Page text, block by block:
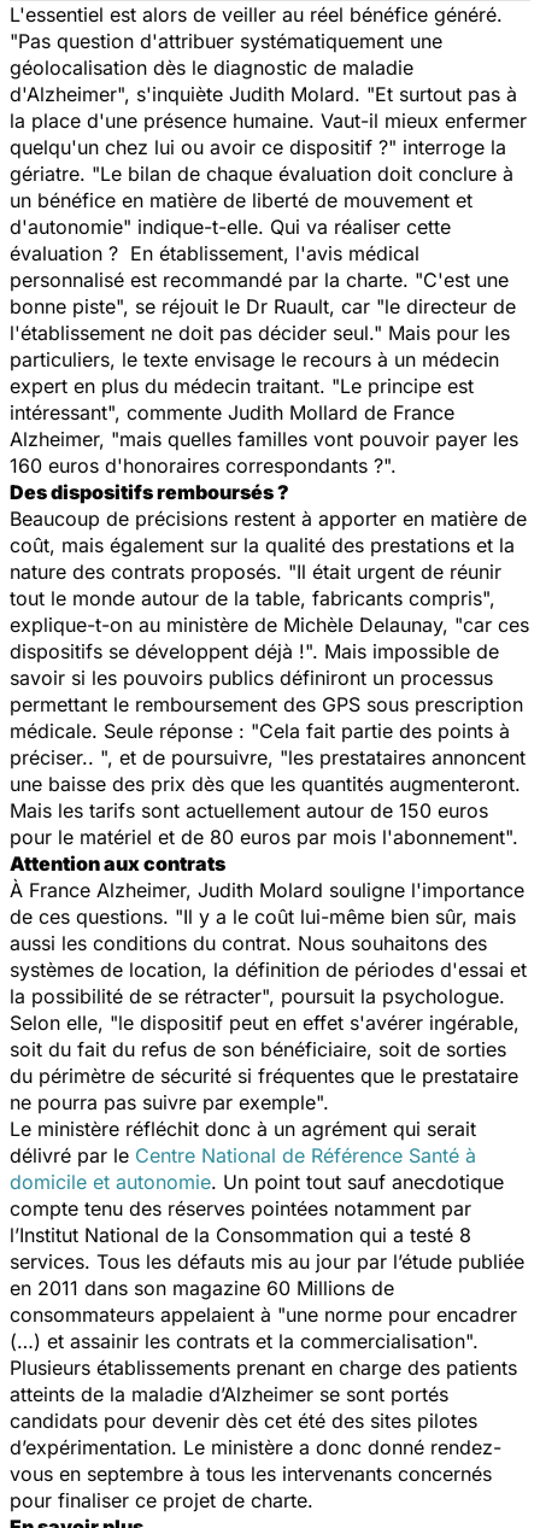
L'essentiel est alors de veiller au réel bénéfice généré.
"Pas question d'attribuer systématiquement une
géolocalisation dès le diagnostic de maladie
d'Alzheimer", s'inquiète Judith Molard. "Et surtout pas à
la place d'une présence humaine. Vaut-il mieux enfermer
quelqu'un chez lui ou avoir ce dispositif ?" interroge la
gériatre. "Le bilan de chaque évaluation doit conclure à
un bénéfice en matière de liberté de mouvement et
d'autonomie" indique-t-elle. Qui va réaliser cette
évaluation ? En établissement, l'avis médical
personnalisé est recommandé par la charte. "C'est une
bonne piste", se réjouit le Dr Ruault, car "le directeur de
l'établissement ne doit pas décider seul." Mais pour les
particuliers, le texte envisage le recours à un médecin
expert en plus du médecin traitant. "Le principe est
intéressant", commente Judith Mollard de France
Alzheimer, "mais quelles familles vont pouvoir payer les
160 euros d'honoraires correspondants ?".
Des dispositifs remboursés ?
Beaucoup de précisions restent à apporter en matière de
coût, mais également sur la qualité des prestations et la
nature des contrats proposés. "Il était urgent de réunir
tout le monde autour de la table, fabricants compris",
explique-t-on au ministère de Michèle Delaunay, "car ces
dispositifs se développent déjà !". Mais impossible de
savoir si les pouvoirs publics définiront un processus
permettant le remboursement des GPS sous prescription
médicale. Seule réponse : "Cela fait partie des points à
préciser.. ", et de poursuivre, "les prestataires annoncent
une baisse des prix dès que les quantités augmenteront.
Mais les tarifs sont actuellement autour de 150 euros
pour le matériel et de 80 euros par mois l'abonnement".
Attention aux contrats
À France Alzheimer, Judith Molard souligne l'importance
de ces questions. "Il y a le coût lui-même bien sûr, mais
aussi les conditions du contrat. Nous souhaitons des
systèmes de location, la définition de périodes d'essai et
la possibilité de se rétracter", poursuit la psychologue.
Selon elle, "le dispositif peut en effet s'avérer ingérable,
soit du fait du refus de son bénéficiaire, soit de sorties
du périmètre de sécurité si fréquentes que le prestataire
ne pourra pas suivre par exemple".
Le ministère réfléchit donc à un agrément qui serait
délivré par le Centre National de Référence Santé à
domicile et autonomie. Un point tout sauf anecdotique
compte tenu des réserves pointées notamment par
l’Institut National de la Consommation qui a testé 8
services. Tous les défauts mis au jour par l’étude publiée
en 2011 dans son magazine 60 Millions de
consommateurs appelaient à "une norme pour encadrer
(…) et assainir les contrats et la commercialisation".
Plusieurs établissements prenant en charge des patients
atteints de la maladie d’Alzheimer se sont portés
candidats pour devenir dès cet été des sites pilotes
d’expérimentation. Le ministère a donc donné rendez-
vous en septembre à tous les intervenants concernés
pour finaliser ce projet de charte.